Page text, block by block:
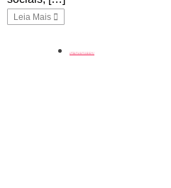
Leia Mais
coluna